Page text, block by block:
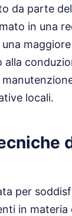
da parte
in una
locali.
per
in